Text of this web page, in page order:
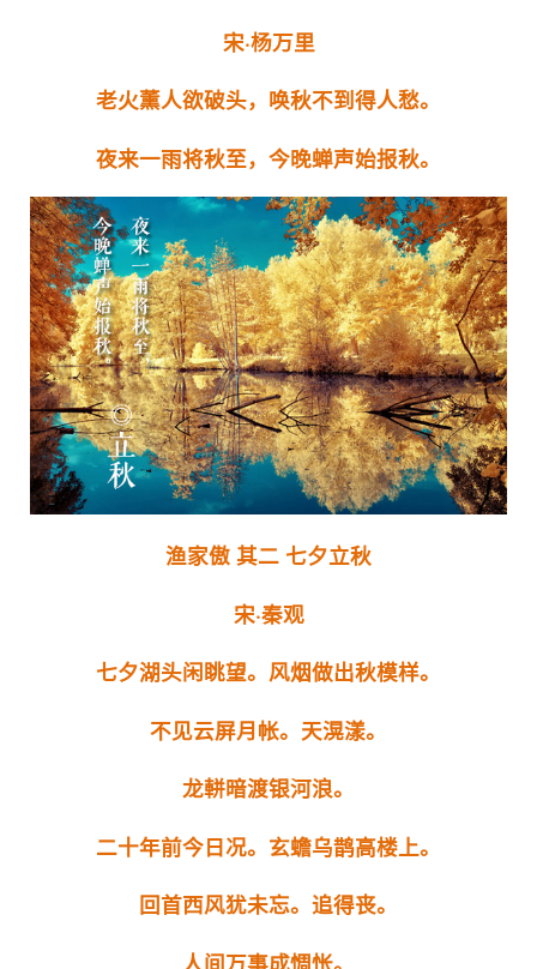
宋·杨万里
老火薰人欲破头，唤秋不到得人愁。
夜来一雨将秋至，今晚蝉声始报秋。
渔家傲 其二 七夕立秋
宋·秦观
七夕湖头闲眺望。风烟做出秋模样。
不见云屏月帐。天滉漾。
龙軿暗渡银河浪。
二十年前今日况。玄蟾乌鹊高楼上。
回首西风犹未忘。追得丧。
人间万事成惆怅。